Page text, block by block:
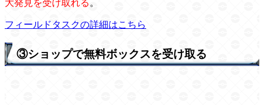
大発見を受け取れる 。
フィールドタスクの詳細はこちら
③ショップで無料ボックスを受け取る